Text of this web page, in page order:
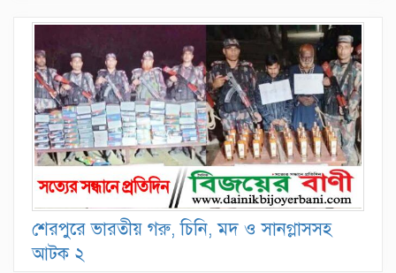
শেরপুরে ভারতীয় গরু, চিনি, মদ ও সানগ্লাসসহ
আটক ২